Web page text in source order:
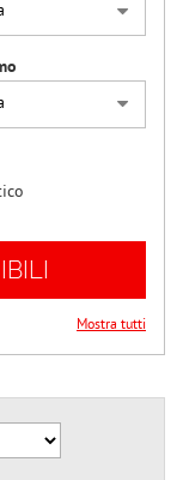
Mostra tutti